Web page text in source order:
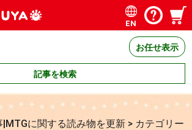
EN
お任せ表示
記事を検索
|MTGに関する読み物を更新 > カテゴリー